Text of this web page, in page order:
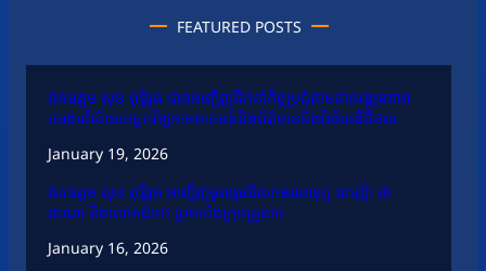
FEATURED POSTS
ឯកឧត្តម សុខ ពុទ្ធិវុធ បានអញ្ជើញដឹកនាំកិច្ចប្រជុំតាមដានវឌ្ឍនភាព
ការងារវិស័យបច្ចេកវិទ្យាគមនាគមន៍និងព័ត៌មាននិងវិស័យឌីជីថល
January 19, 2026
ឯកឧត្តម សុខ ពុទ្ធិវុធ អញ្ជើញចូលរួមរំលែកមរណទុក្ខ ឧកញ៉ា ជា
ដាណា និងលោកជំទាវ ព្រមទាំងក្រុមគ្រួសារ
January 16, 2026